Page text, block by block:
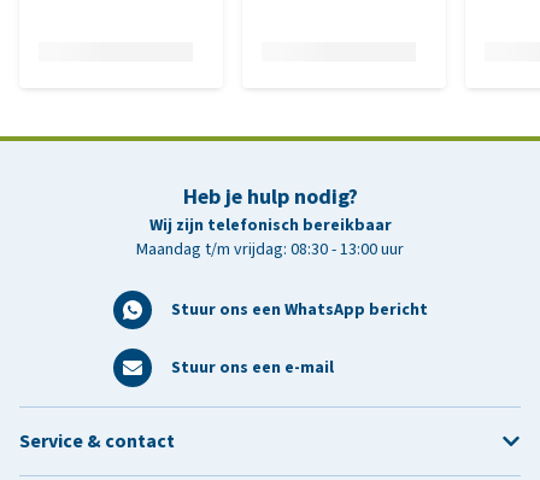
Heb je hulp nodig?
Wij zijn telefonisch bereikbaar
Maandag t/m vrijdag: 08:30 - 13:00 uur
Stuur ons een WhatsApp bericht
Stuur ons een e-mail
Service & contact